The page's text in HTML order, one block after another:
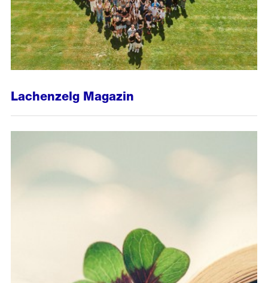
Lachenzelg Magazin